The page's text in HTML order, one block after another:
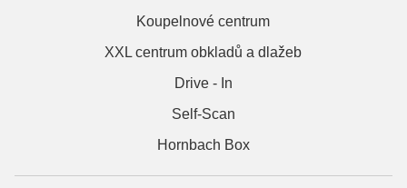
Koupelnové centrum
XXL centrum obkladů a dlažeb
Drive - In
Self-Scan
Hornbach Box